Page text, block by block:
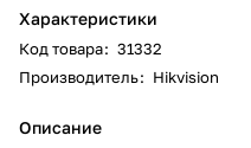
Характеристики
Код товара: 31332
Производитель: Hikvision
Описание